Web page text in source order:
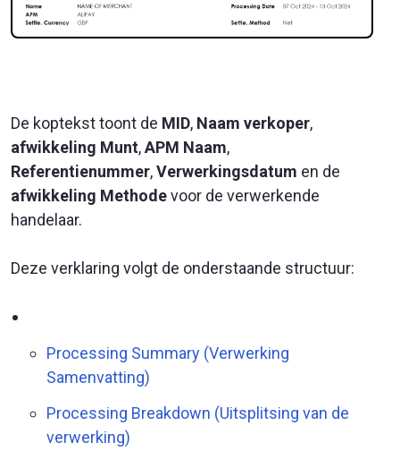
De koptekst toont de MID, Naam verkoper,
afwikkeling Munt,APM Naam,
Referentienummer,Verwerkingsdatum en de
afwikkeling Methodevoor de verwerkende
handelaar.
Deze verklaring volgt de onderstaande structuur:
Processing Summary (Verwerking
Samenvatting)
Processing Breakdown (Uitsplitsing van de
verwerking)